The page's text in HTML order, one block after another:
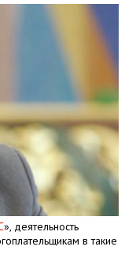
», деятельность
в такие